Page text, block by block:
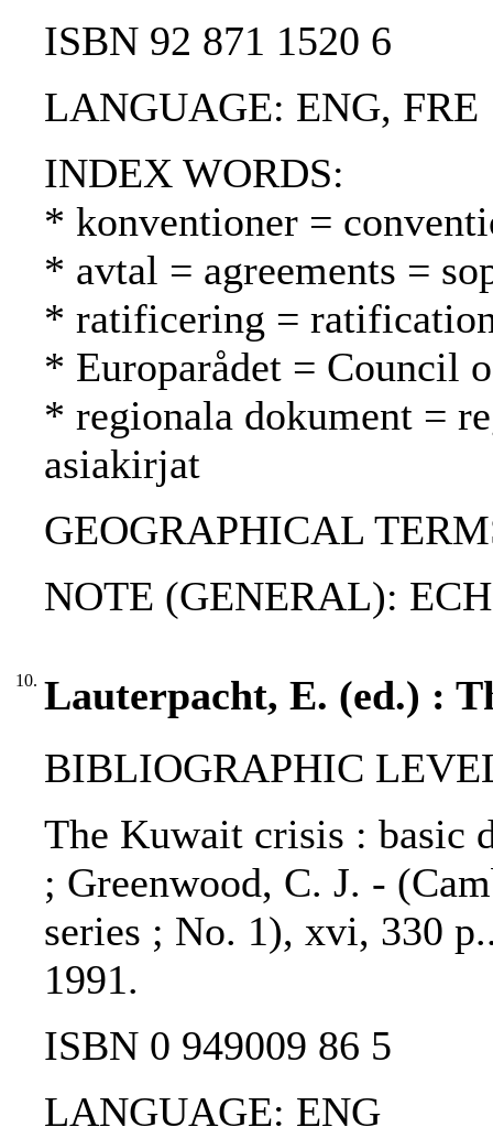
ISBN 92 871 1520 6
LANGUAGE: ENG, FRE
INDEX WORDS:
* konventioner =
* avtal = agreements =
* ratificering =
* Europarådet = Council
* regionala dokument =
asiakirjat
GEOGRAPHICAL
NOTE (GENERAL):
10. Lauterpacht, E. (ed.) :
BIBLIOGRAPHIC
The Kuwait crisis : basic
; Greenwood, C. J. -
series ; No. 1), xvi, 330
1991.
ISBN 0 949009 86 5
LANGUAGE: ENG